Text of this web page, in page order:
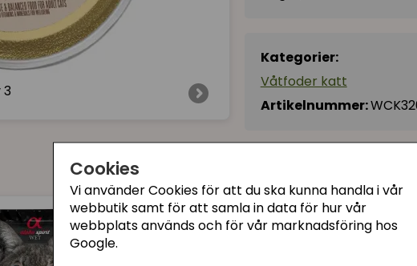
Cookies
Vi använder Cookies för att du ska kunna handla i vår
webbutik samt för att samla in data för hur vår
webbplats används och för vår marknadsföring hos
Google.
3
Spannmålsfritt,
Stödjer hydration och
100% naturligt,
Vikt: 85 g
Sammansättning:
kalkonbuljong), 1%
Protein: 10,5% | Fett:
Kategorier:
Våtfoder katt
Artikelnummer: